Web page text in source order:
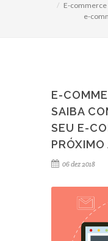
E-commerce
e-
E-
SAIBA
SEU E-
PRÓXIMO
06 dez 2018